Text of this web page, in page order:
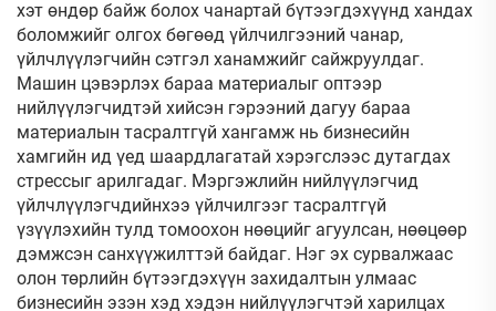
хэт өндөр байж болох чанартай бүтээгдэхүүнд хандах
боломжийг олгох бөгөөд үйлчилгээний чанар,
үйлчлүүлэгчийн сэтгэл ханамжийг сайжруулдаг.
Машин цэвэрлэх бараа материалыг оптээр
нийлүүлэгчидтэй хийсэн гэрээний дагуу бараа
материалын тасралтгүй хангамж нь бизнесийн
хамгийн ид үед шаардлагатай хэрэгслээс дутагдах
стрессыг арилгадаг. Мэргэжлийн нийлүүлэгчид
үйлчлүүлэгчдийнхээ үйлчилгээг тасралтгүй
үзүүлэхийн тулд томоохон нөөцийг агуулсан, нөөцөөр
дэмжсэн санхүүжилттэй байдаг. Нэг эх сурвалжаас
олон төрлийн бүтээгдэхүүн захидалтын улмаас
бизнесийн эзэн хэд хэдэн нийлүүлэгчтэй харилцах